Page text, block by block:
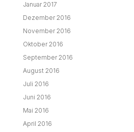
Januar 2017
Dezember 2016
November 2016
Oktober 2016
September 2016
August 2016
Juli 2016
Juni 2016
Mai 2016
April 2016